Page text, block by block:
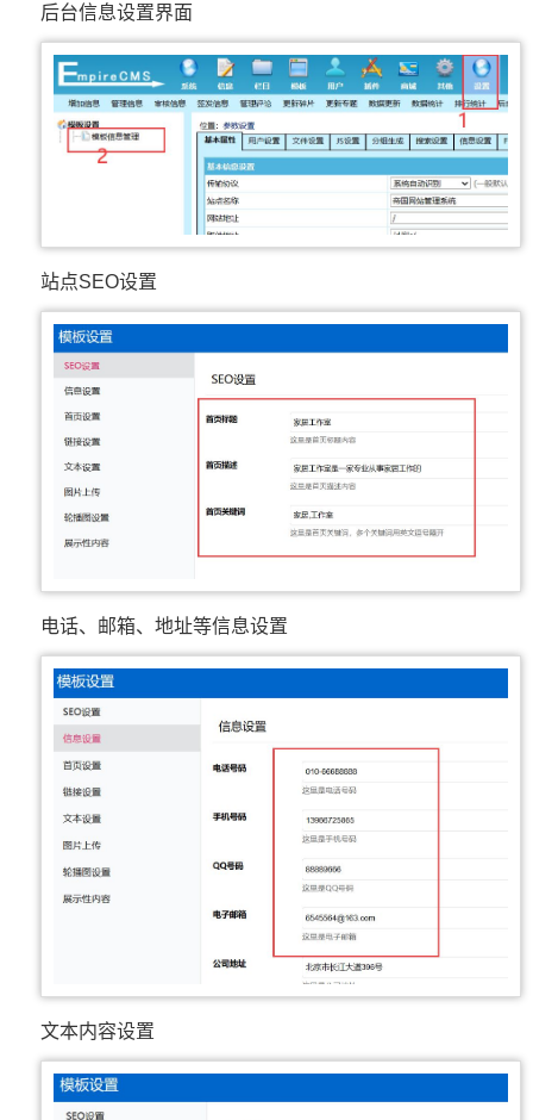
后台信息设置界面
站点SEO设置
电话、邮箱、地址等信息设置
文本内容设置